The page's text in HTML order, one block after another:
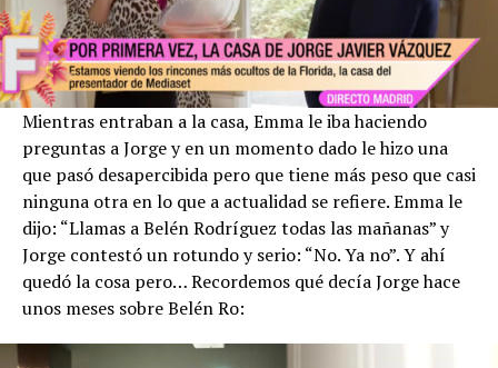
Mientras entraban a la casa, Emma le iba haciendo
preguntas a Jorge y en un momento dado le hizo una
que pasó desapercibida pero que tiene más peso que casi
ninguna otra en lo que a actualidad se refiere. Emma le
dijo: “Llamas a Belén Rodríguez todas las mañanas” y
Jorge contestó un rotundo y serio: “No. Ya no”. Y ahí
quedó la cosa pero… Recordemos qué decía Jorge hace
unos meses sobre Belén Ro: